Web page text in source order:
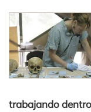
trabajando